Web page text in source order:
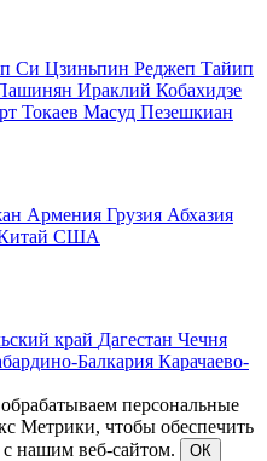
Си Цзиньпин Реджеп Тайип
Ираклий Кобахидзе
Токаев Масуд Пезешкиан
Армения Грузия Абхазия
США
край Дагестан Чечня
Балкария Карачаево-
персональные
Метрики, чтобы обеспечить
нашим веб-сайтом.
ОК